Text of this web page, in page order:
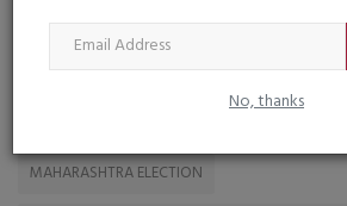
No, thanks
MAHARASHTRA ELECTION